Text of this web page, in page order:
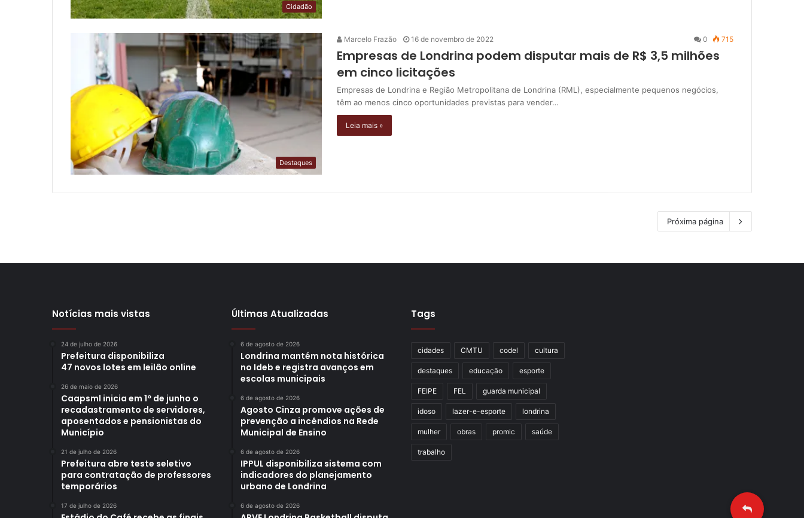
Cidadão
Destaques
Marcelo Frazão 16 de novembro de 2022 0 715
Empresas de Londrina podem disputar mais de R$ 3,5 milhões
em cinco licitações
Empresas de Londrina e Região Metropolitana de Londrina (RML), especialmente pequenos negócios,
têm ao menos cinco oportunidades previstas para vender…
Leia mais »
Próxima página
Notícias mais vistas
24 de julho de 2026
Prefeitura disponibiliza
47 novos lotes em leilão online
26 de maio de 2026
Caapsml inicia em 1º de junho o
recadastramento de servidores,
aposentados e pensionistas do
Município
21 de julho de 2026
Prefeitura abre teste seletivo
para contratação de professores
temporários
17 de julho de 2026
Últimas Atualizadas
6 de agosto de 2026
Londrina mantém nota histórica
no Ideb e registra avanços em
escolas municipais
6 de agosto de 2026
Agosto Cinza promove ações de
prevenção a incêndios na Rede
Municipal de Ensino
6 de agosto de 2026
IPPUL disponibiliza sistema com
indicadores do planejamento
urbano de Londrina
6 de agosto de 2026
Tags
cidades CMTU codel cultura
destaques educação esporte
FEIPE FEL guarda municipal
idoso lazer-e-esporte londrina
mulher obras promic saúde
trabalho